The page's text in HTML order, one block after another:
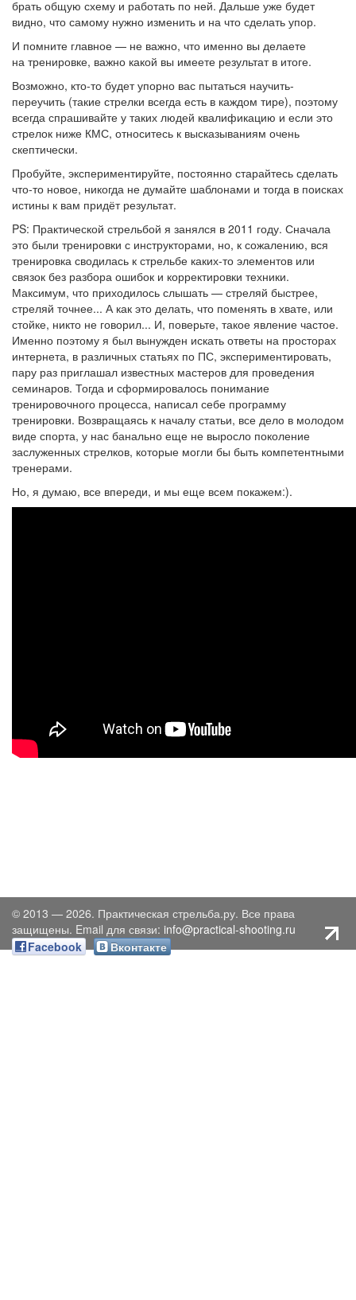
брать общую схему и работать по ней. Дальше уже будет
видно, что самому нужно изменить и на что сделать упор.
И помните главное — не важно, что именно вы делаете
на тренировке, важно какой вы имеете результат в итоге.
Возможно, кто-то будет упорно вас пытаться научить-
переучить (такие стрелки всегда есть в каждом тире), поэтому
всегда спрашивайте у таких людей квалификацию и если это
стрелок ниже КМС, относитесь к высказываниям очень
скептически.
Пробуйте, экспериментируйте, постоянно старайтесь сделать
что-то новое, никогда не думайте шаблонами и тогда в поисках
истины к вам придёт результат.
PS: Практической стрельбой я занялся в 2011 году. Сначала
это были тренировки с инструкторами, но, к сожалению, вся
тренировка сводилась к стрельбе каких-то элементов или
связок без разбора ошибок и корректировки техники.
Максимум, что приходилось слышать — стреляй быстрее,
стреляй точнее... А как это делать, что поменять в хвате, или
стойке, никто не говорил... И, поверьте, такое явление частое.
Именно поэтому я был вынужден искать ответы на просторах
интернета, в различных статьях по ПС, экспериментировать,
пару раз приглашал известных мастеров для проведения
семинаров. Тогда и сформировалось понимание
тренировочного процесса, написал себе программу
тренировки. Возвращаясь к началу статьи, все дело в молодом
виде спорта, у нас банально еще не выросло поколение
заслуженных стрелков, которые могли бы быть компетентными
тренерами.
Но, я думаю, все впереди, и мы еще всем покажем:).
© 2013 — 2026. Практическая стрельба.ру. Все права
защищены. Email для связи: info@practical-shooting.ru
Facebook
Вконтакте